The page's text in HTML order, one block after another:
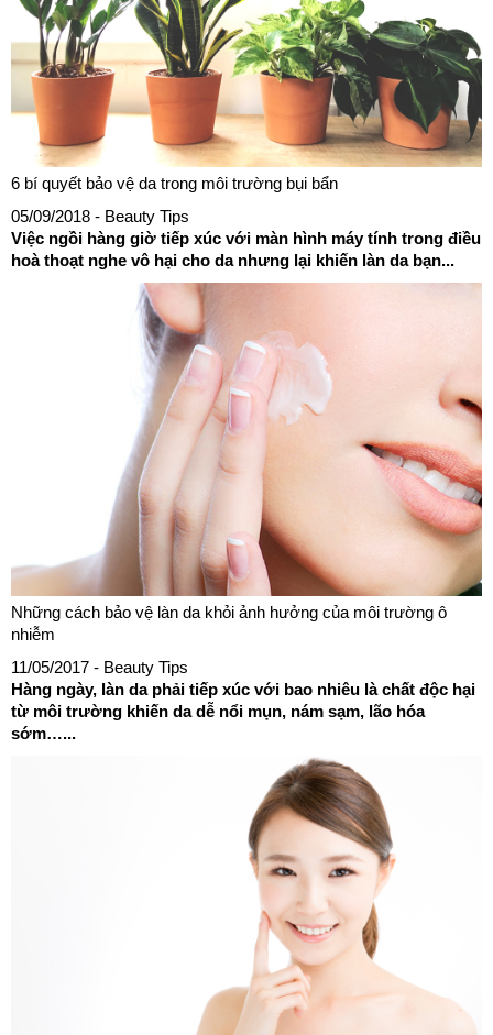
6 bí quyết bảo vệ da trong môi trường bụi bẩn
05/09/2018 - Beauty Tips
Việc ngồi hàng giờ tiếp xúc với màn hình máy tính trong điều
hoà thoạt nghe vô hại cho da nhưng lại khiến làn da bạn...
Những cách bảo vệ làn da khỏi ảnh hưởng của môi trường ô
nhiễm
11/05/2017 - Beauty Tips
Hàng ngày, làn da phải tiếp xúc với bao nhiêu là chất độc hại
từ môi trường khiến da dễ nổi mụn, nám sạm, lão hóa
sớm…...